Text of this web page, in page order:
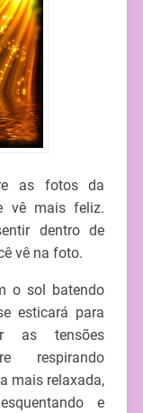
as fotos da
vê mais feliz.
dentro de
vê na foto.
o sol batendo
esticará para
as tensões
respirando
mais relaxada,
e